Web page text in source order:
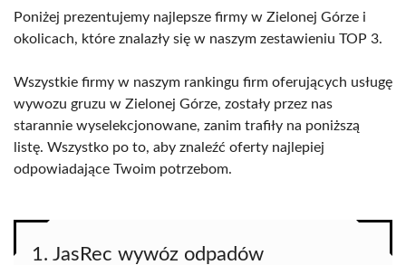
Poniżej prezentujemy najlepsze firmy w Zielonej Górze i
okolicach, które znalazły się w naszym zestawieniu TOP 3.
Wszystkie firmy w naszym rankingu firm oferujących usługę
wywozu gruzu w Zielonej Górze, zostały przez nas
starannie wyselekcjonowane, zanim trafiły na poniższą
listę. Wszystko po to, aby znaleźć oferty najlepiej
odpowiadające Twoim potrzebom.
1. JasRec wywóz odpadów